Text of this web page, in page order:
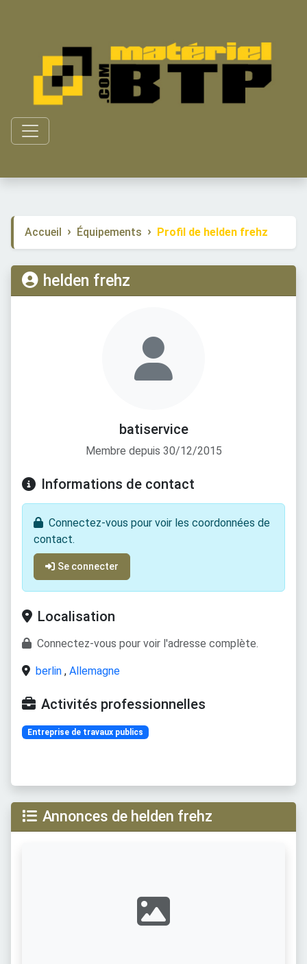
Accueil Équipements Profil de helden frehz
helden frehz
batiservice
Membre depuis 30/12/2015
Informations de contact
Connectez-vous pour voir les coordonnées de
contact.
Se connecter
Localisation
Connectez-vous pour voir l'adresse complète.
berlin , Allemagne
Activités professionnelles
Entreprise de travaux publics
Annonces de helden frehz